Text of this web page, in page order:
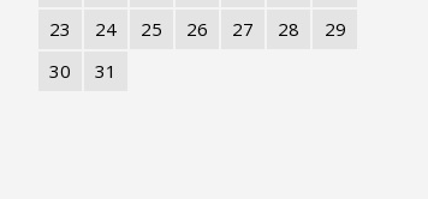
23
24 25 26 27 28
29
30
31